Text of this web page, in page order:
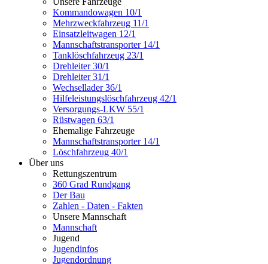
Kommandowagen 10/1
Mehrzweckfahrzeug 11/1
Einsatzleitwagen 12/1
Mannschaftstransporter 14/1
Tanklöschfahrzeug 23/1
Drehleiter 30/1
Drehleiter 31/1
Wechsellader 36/1
Hilfeleistungslöschfahrzeug 42/1
Versorgungs-LKW 55/1
Rüstwagen 63/1
Ehemalige Fahrzeuge
Mannschaftstransporter 14/1
Löschfahrzeug 40/1
Über uns
Rettungszentrum
360 Grad Rundgang
Der Bau
Zahlen - Daten - Fakten
Unsere Mannschaft
Mannschaft
Jugend
Jugendinfos
Jugendordnung